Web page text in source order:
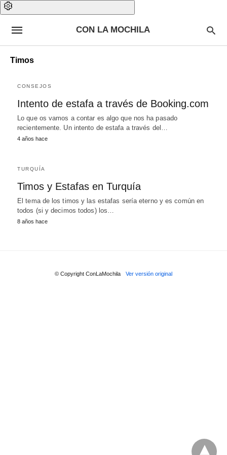
CON LA MOCHILA
Timos
CONSEJOS
Intento de estafa a través de Booking.com
Lo que os vamos a contar es algo que nos ha pasado
recientemente. Un intento de estafa a través del…
4 años hace
TURQUÍA
Timos y Estafas en Turquía
El tema de los timos y las estafas sería eterno y es común en
todos (si y decimos todos) los…
8 años hace
© Copyright ConLaMochila Ver versión original